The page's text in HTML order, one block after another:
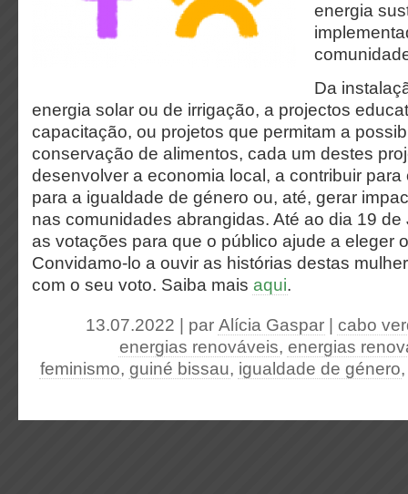
energia
Da
energia solar ou de irrigação, a projectos
capacitação, ou projetos que permitam a
conservação de alimentos, cada um destes
desenvolver a economia local, a contribuir
para a igualdade de género ou, até, gerar
nas comunidades abrangidas. Até ao dia 19
as votações para que o público ajude a eleger
Convidamo-lo a ouvir as histórias destas
com o seu voto. Saiba mais aqui.
13.07.2022 | par Alícia Gaspar
cabo
energias renováveis, energias
feminismo, guiné bissau, igualdade de género